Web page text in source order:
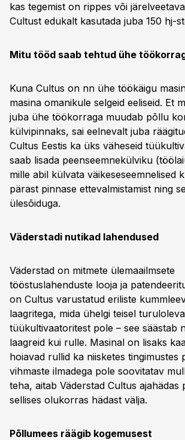
kas tegemist on rippes või
Cultust edukalt kasutada juba 150 hj-
Mitu tööd saab tehtud ühe
Kuna Cultus on nn ühe töökäigu
masina omanikule selgeid eeliseid. Et
juba ühe töökorraga muudab põllu
külvipinnaks, sai eelnevalt juba
Cultus Eestis ka üks väheseid
saab lisada peenseemnekülviku
mille abil külvata väikeseseemnelised
pärast pinnase ettevalmistamist ning
ülesõiduga.
Väderstadi nutikad lahendused
Väderstad on mitmete ülemaailmsete
tööstuslahenduste looja ja
on Cultus varustatud eriliste
laagritega, mida ühelgi teisel
tüükultivaatoritest pole – see säästab
laagreid kui rulle. Masinal on lisaks
hoiavad rullid ka niisketes tingimustes
vihmaste ilmadega pole soovitatav
teha, aitab Väderstad Cultus ajahädas
sellises olukorras hädast välja.
Põllumees räägib kogemusest